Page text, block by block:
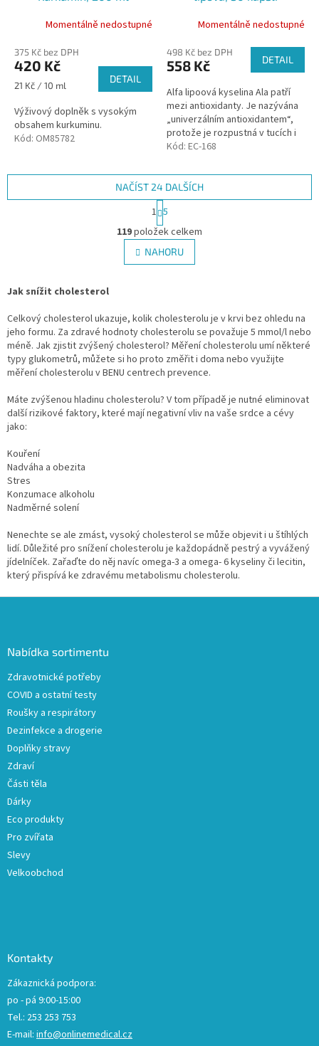
Momentálně nedostupné
375 Kč bez DPH
420 Kč
Měrná
21 Kč / 10 ml
DETAIL
Výživový doplněk s vysokým
obsahem kurkuminu.
Kód: OM85782
Momentálně nedostupné
498 Kč bez DPH
558 Kč DETAIL
Alfa lipoová kyselina Ala patří
mezi antioxidanty. Je nazývána
„univerzálním antioxidantem“,
protože je rozpustná v tucích i
ve vodě. ALA je v malém
Kód: EC-168
O
v
l
á
í
p
r
v
k
v
ý
NAČÍST 24 DALŠÍCH
S
t
r
á
n
k
n
í
1 5
119položek celkem
NAHORU
Jak snížit cholesterol
Celkový cholesterol ukazuje, kolik cholesterolu je v krvi bez ohledu na
jeho formu. Za zdravé hodnoty cholesterolu se považuje 5 mmol/l nebo
méně. Jak zjistit zvýšený cholesterol? Měření cholesterolu umí některé
typy glukometrů, můžete si ho proto změřit i doma nebo využijte
měření cholesterolu v BENU centrech prevence.
Máte zvýšenou hladinu cholesterolu? V tom případě je nutné eliminovat
další rizikové faktory, které mají negativní vliv na vaše srdce a cévy
jako:
Kouření
Nadváha a obezita
Stres
Konzumace alkoholu
Nadměrné solení
Nenechte se ale zmást, vysoký cholesterol se může objevit i u štíhlých
lidí. Důležité pro snížení cholesterolu je každopádně pestrý a vyvážený
jídelníček. Zařaďte do něj navíc omega-3 a omega- 6 kyseliny či lecitin,
který přispívá ke zdravému metabolismu cholesterolu.
Nabídka sortimentu
Zdravotnické potřeby
COVID a ostatní testy
Roušky a respirátory
Dezinfekce a drogerie
Doplňky stravy
Zdraví
Části těla
Dárky
Eco produkty
Pro zvířata
Slevy
Velkoobchod
Kontakty
Zákaznická podpora:
po - pá 9:00-15:00
Tel.: 253 253 753
E-mail: info@onlinemedical.cz